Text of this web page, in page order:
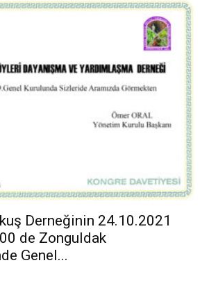
Derneğinin 24.10.2021
de Zonguldak
Genel...